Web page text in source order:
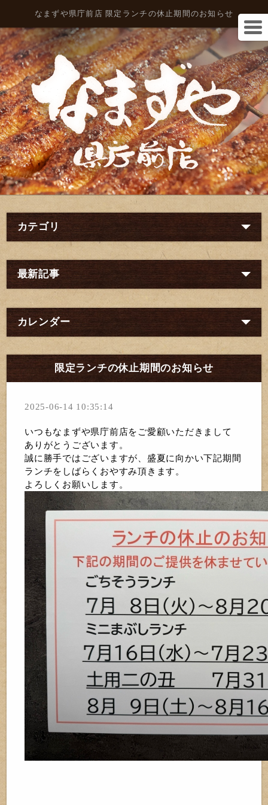
なまずや県庁前店 限定ランチの休止期間のお知らせ
カテゴリ
最新記事
カレンダー
限定ランチの休止期間のお知らせ
2025-06-14 10:35:14
いつもなまずや県庁前店をご愛顧いただきまして
ありがとうございます。
誠に勝手ではございますが、盛夏に向かい下記期間
ランチをしばらくおやすみ頂きます。
よろしくお願いします。